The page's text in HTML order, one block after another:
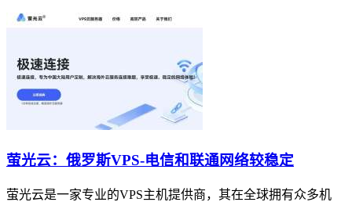
萤光云：俄罗斯VPS-电信和联通网络较稳定
萤光云是一家专业的VPS主机提供商，其在全球拥有众多机